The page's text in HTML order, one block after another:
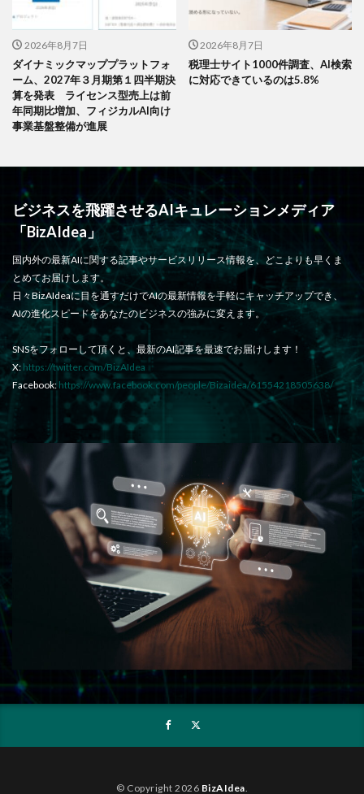
2026年8月7日
ダイナミックマッププラットフォ
ーム、2027年３月期第１四半期決
算を発表 ライセンス型売上は前
年同期比増加、フィジカルAI向け
事業基盤整備が進展
2026年8月7日
税理士サイト1000件調査、AI検索
に対応できているのは5.8%
ビジネスを飛躍させるAIキュレーションメディア
「BizAIdea」
国内外の最新AIに関する記事やサービスリリース情報を、どこよりも早くま
とめてお届けします。
日々BizAIdeaに目を通すだけでAIの最新情報を手軽にキャッチアップでき、
AIの進化スピードをあなたのビジネスの強みに変えます。
SNSをフォローして頂くと、最新のAI記事を最速でお届けします！
X: https://twitter.com/BizAIdea
Facebook: https://www.facebook.com/people/Bizaidea/61554218505638/
© Copyright 2026 BizAIdea